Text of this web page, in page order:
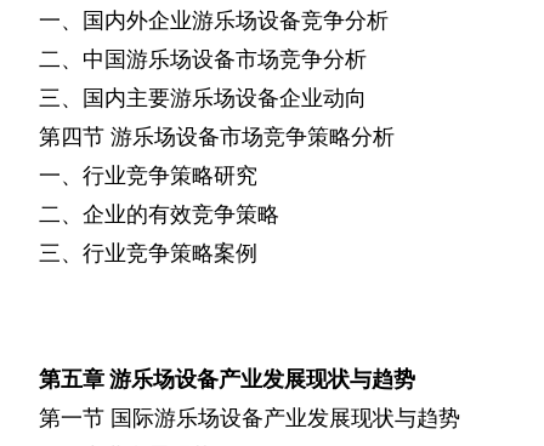
一、国内外企业游乐场设备竞争分析
二、中国游乐场设备市场竞争分析
三、国内主要游乐场设备企业动向
第四节 游乐场设备市场竞争策略分析
一、行业竞争策略研究
二、企业的有效竞争策略
三、行业竞争策略案例
第五章游乐场设备产业发展现状与趋势
第一节 国际游乐场设备产业发展现状与趋势